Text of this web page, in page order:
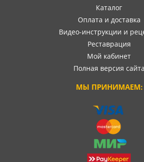
Каталог
Оплата и доставка
Видео-инструкции и
Реставрация
Мой кабинет
Полная версия сайта
МЫ ПРИНИМАЕМ: